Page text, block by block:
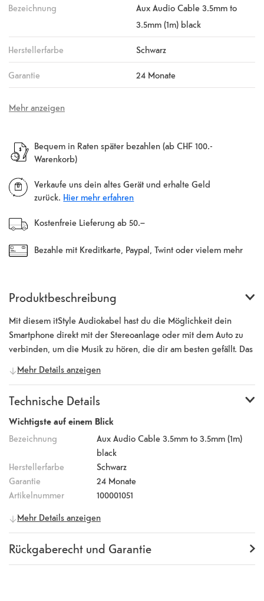
Bezeichnung
Aux Audio Cable 3.5mm to
3.5mm (1m) black
Herstellerfarbe Schwarz
Garantie 24 Monate
Mehr anzeigen
Bequem in Raten später bezahlen (ab CHF 100.-
Warenkorb)
Verkaufe uns dein altes Gerät und erhalte Geld
zurück. Hier mehr erfahren
Kostenfreie Lieferung ab 50.–
Bezahle mit Kreditkarte, Paypal, Twint oder vielem mehr
Produktbeschreibung
Mit diesem itStyle Audiokabel hast du die Möglichkeit dein
Smartphone direkt mit der Stereoanlage oder mit dem Auto zu
verbinden, um die Musik zu hören, die dir am besten gefällt. Das
Audiokabel ist robust, qualitativ und widerstandsfähig und
verspricht eine maximale Haltbarkeit.
Mehr Details anzeigen
Technische Details
Wichtigste auf einem Blick
Bezeichnung
Aux Audio Cable 3.5mm to 3.5mm (1m)
black
Herstellerfarbe
Schwarz
Garantie
24 Monate
Artikelnummer
100001051
Allgemeine Informationen
Hersteller
itStyle
Herstellernummer
YXCAU
Mehr Details anzeigen
Rückgaberecht und Garantie
Garantie
24 Monate